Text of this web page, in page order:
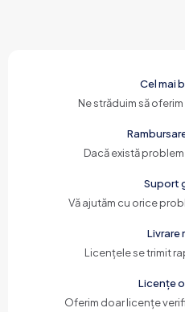
Cel mai
Ne străduim să
Dacă există
Suport
Vă ajutăm cu orice
Livrare
Licențele se trimit
Licențe
Oferim doar licențe